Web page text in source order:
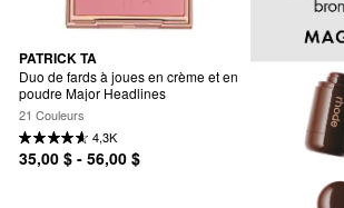
PATRICK TA
Duo de fards à joues en crème et en
poudre Major Headlines
21 Couleurs
4,3K
35,00 $ - 56,00 $